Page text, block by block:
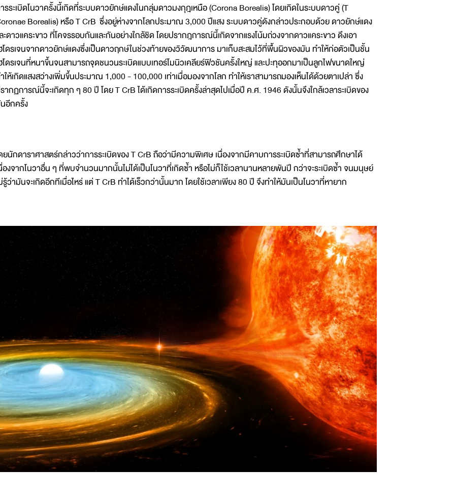
รระเบิดโนวาครั้งนี้เกิดที่ระบบดาวยักษ์แดงในกลุ่มดาวมงกุฎเหนือ (Corona Borealis) โดยเกิดในระบบดาวคู่ (T
Borealis) หรือ T CrB ซึ่งอยู่ห่างจากโลกประมาณ 3,000 ปีแสง ระบบดาวคู่ดังกล่าวประกอบด้วย ดาวยักษ์แดง
ะดาวแคระขาว ที่โคจรรอบกันและกันอย่างใกล้ชิด โดยปรากฎการณ์นี้เกิดจากแรงโน้มถ่วงจากดาวแคระขาว ดึงเอา
โดรเจนจากดาวยักษ์แดงซึ่งเป็นดาวฤกษ์ในช่วงท้ายของวิวัฒนาการ มาเก็บสะสมไว้ที่พื้นผิวของมัน ทำให้ก่อตัวเป็นชั้น
โดรเจนที่หนาขึ้นจนสามารถจุดชนวนระเบิดแบบเทอร์โมนิวเคลียร์ฟิวชันครั้งใหญ่ และปะทุออกมาเป็นลูกไฟขนาดใหญ่
ให้เกิดแสงสว่างเพิ่มขึ้นประมาณ 1,000 - 100,000 เท่าเมื่อมองจากโลก ทำให้เราสามารถมองเห็นได้ด้วยตาเปล่า ซึ่ง
ากฏการณ์นี้จะเกิดทุก ๆ 80 ปี โดย T CrB ได้เกิดการระเบิดครั้งล่าสุดไปเมื่อปี ค.ศ. 1946 ดังนั้นจึงใกล้เวลาระเบิดของ
อีกครั้ง
ยนักดาราศาสตร์กล่าวว่าการระเบิดของ T CrB ถือว่ามีความพิเศษ เนื่องจากมีคาบการระเบิดซ้ำที่สามารถศึกษาได้
องจากโนวาอื่น ๆ ที่พบจำนวนมากนั้นไม่ได้เป็นโนวาที่เกิดซ้ำ หรือไม่ก็ใช้เวลานานหลายพันปี กว่าจะระเบิดซ้ำ จนมนุษย์
รู้ว่ามันจะเกิดอีกทีเมื่อไหร่ แต่ T CrB ทำได้เร็วกว่านั้นมาก โดยใช้เวลาเพียง 80 ปี จึงทำให้มันเป็นโนวาที่หายาก